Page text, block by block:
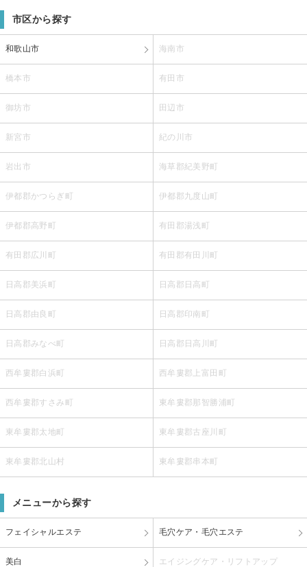
市区から探す
和歌山市 海南市
橋本市 有田市
御坊市 田辺市
新宮市 紀の川市
岩出市 海草郡紀美野町
伊都郡かつらぎ町 伊都郡九度山町
伊都郡高野町 有田郡湯浅町
有田郡広川町 有田郡有田川町
日高郡美浜町 日高郡日高町
日高郡由良町 日高郡印南町
日高郡みなべ町 日高郡日高川町
西牟婁郡白浜町 西牟婁郡上富田町
西牟婁郡すさみ町 東牟婁郡那智勝浦町
東牟婁郡太地町 東牟婁郡古座川町
東牟婁郡北山村 東牟婁郡串本町
メニューから探す
フェイシャルエステ 毛穴ケア・毛穴エステ
美白 エイジングケア・リフトアップ